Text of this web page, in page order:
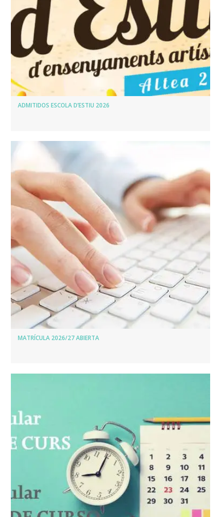
ADMITIDOS ESCOLA D’ESTIU 2026
MATRÍCULA 2026/27 ABIERTA